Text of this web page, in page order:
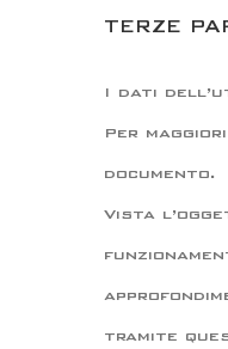
TERZE
I dati
Per
documento.
Vista
tramite